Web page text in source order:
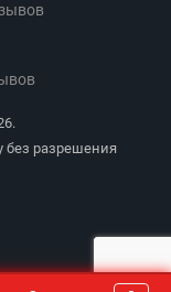
без разрешения